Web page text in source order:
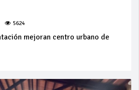
5624
mejoran centro urbano de